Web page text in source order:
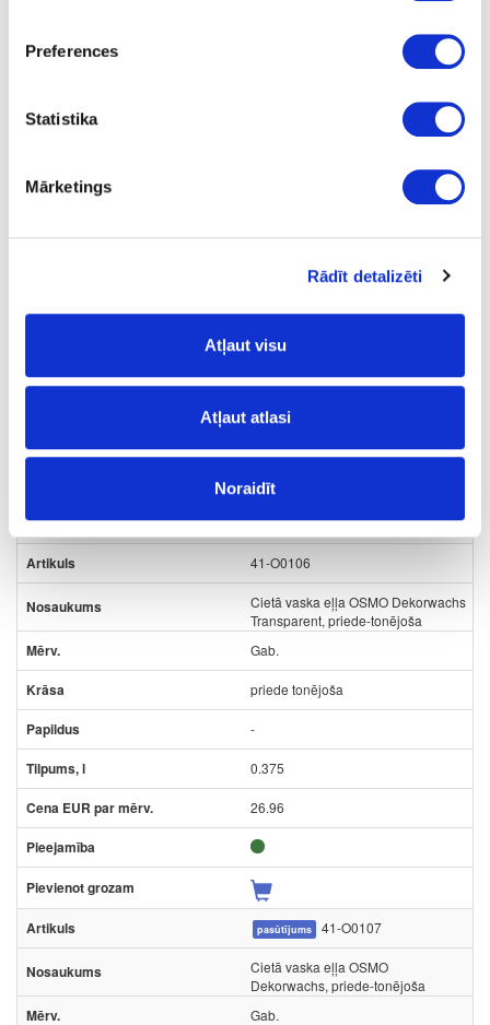
Preferences
Statistika
Mārketings
Rādīt detalizēti
Atļaut visu
Atļaut atlasi
Noraidīt
Uzdot jautājumu
Cietā vaska eļļa OSMO Dekorwachs
41-O0106
Cietā vaska eļļa OSMO Dekorwachs
Transparent, priede-tonējoša
Gab.
priede tonējoša
-
0.375
26.96
pasūtījums 41-O0107
Cietā vaska eļļa OSMO
Dekorwachs, priede-tonējoša
Gab.